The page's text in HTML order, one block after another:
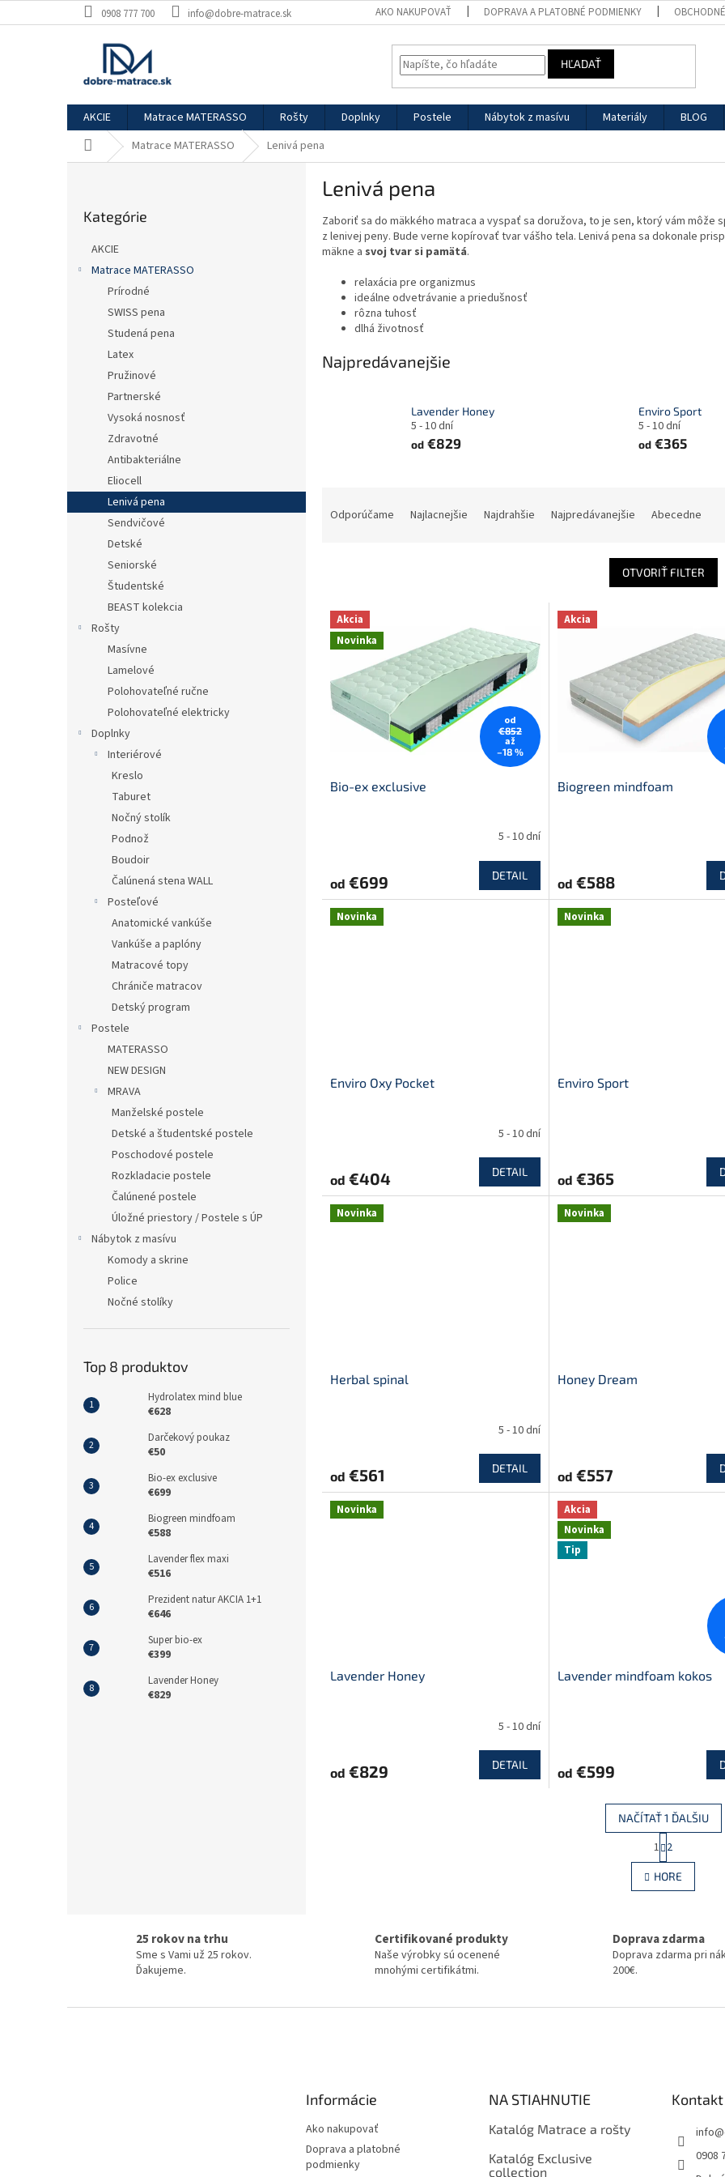
na
0908 777 700 info@dobre-matrace.sk AKO NAKUPOVAŤ DOPRAVA A PLATOBNÉ PODMIENKY
HĽADAŤ
AKCIE Matrace MATERASSO Rošty Doplnky Postele Nábytok z masívu Materiály BLOG
DomovMatrace MATERASSO Lenivá pena
kategórie
Kategórie
AKCIE
Matrace MATERASSO
Prírodné
SWISS pena
Studená pena
Latex
Pružinové
Partnerské
Vysoká nosnosť
Zdravotné
Antibakteriálne
Eliocell
Lenivá pena
Sendvičové
Detské
Seniorské
Študentské
BEAST kolekcia
Rošty
Masívne
Lamelové
Polohovateľné ručne
Polohovateľné elektricky
Doplnky
Interiérové
Kreslo
Taburet
Nočný stolík
Podnož
Boudoir
Čalúnená stena WALL
Posteľové
Anatomické vankúše
Vankúše a paplóny
Matracové topy
Chrániče matracov
Detský program
Postele
MATERASSO
NEW DESIGN
MRAVA
Manželské postele
Detské a študentské postele
Poschodové postele
Rozkladacie postele
Čalúnené postele
Úložné priestory / Postele s ÚP
Nábytok z masívu
Komody a skrine
Police
Nočné stolíky
Top 8 produktov
Hydrolatex mind blue
€628
Darčekový poukaz
€50
Bio-ex exclusive
€699
Biogreen mindfoam
€588
Lavender flex maxi
€516
Prezident natur AKCIA 1+1
€646
Super bio-ex
€399
Lavender Honey
€829
Lenivá pena
Zaboriť sa do mäkkého matraca a vyspať sa doružova, to je sen, ktorý vám môže
z lenivej peny. Bude verne kopírovať tvar vášho tela. Lenivá pena sa dokonale
mäkne a svoj tvar si pamätá.
relaxácia pre organizmus
ideálne odvetrávanie a priedušnosť
rôzna tuhosť
dlhá životnosť
Najpredávanejšie
Lavender Honey
5 - 10 dní
od €829
Enviro Sport
5 - 10 dní
od€365
Odporúčame Najlacnejšie Najdrahšie Najpredávanejšie Abecedne
OTVORIŤ FILTER
V
p
Akcia
Novinka
od
€852
až
–18 %
Bio-ex exclusive
5 - 10 dní
od €699 DETAIL
Akcia
Biogreen mindfoam
od €588
Novinka
Enviro Oxy Pocket
5 - 10 dní
od €404 DETAIL
Novinka
Enviro Sport
od €365
Novinka
Herbal spinal
5 - 10 dní
od €561 DETAIL
Novinka
Honey Dream
od €557
Novinka
Lavender Honey
5 - 10 dní
od €829 DETAIL
Akcia
Novinka
Tip
Lavender mindfoam kokos
od €599
O
v
l
c
i
r
NAČÍTAŤ 1 ĎALŠIU
t
r
á
n
v
a
n
1 2
HORE
25 rokov na trhu
Sme s Vami už 25 rokov.
Ďakujeme.
Certifikované produkty
Naše výrobky sú ocenené
mnohými certifikátmi.
Doprava zdarma
Doprava zdarma pri
200€.
Informácie
Ako nakupovať
Doprava a platobné
podmienky
NA STIAHNUTIE
Katalóg Matrace a rošty
Katalóg Exclusive
collection
Kontakt
info@
0908